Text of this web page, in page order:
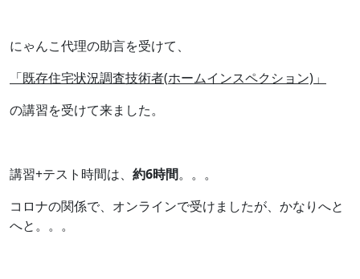
にゃんこ代理の助言を受けて、
「既存住宅状況調査技術者(ホームインスペクション) 」
の講習を受けて来ました。
講習+テスト時間は、 約6時間。。。
コロナの関係で、オンラインで受けましたが、かなりへと
へと。。。